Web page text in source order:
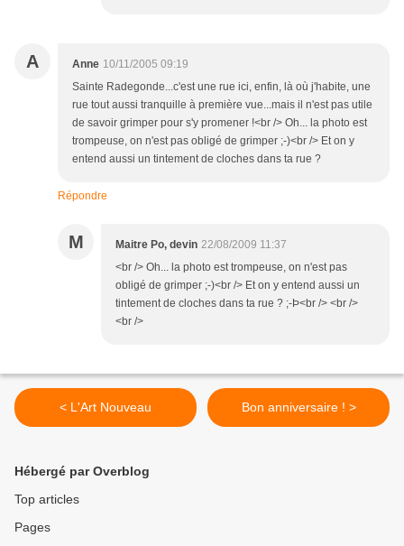
A Anne 10/11/2005 09:19
Sainte Radegonde...c'est une rue ici, enfin, là où j'habite, une
rue tout aussi tranquille à première vue...mais il n'est pas utile
de savoir grimper pour s'y promener !<br /> Oh... la photo est
trompeuse, on n'est pas obligé de grimper ;-)<br /> Et on y
entend aussi un tintement de cloches dans ta rue ?
Répondre
M Maitre Po, devin 22/08/2009 11:37
<br /> Oh... la photo est trompeuse, on n'est pas
obligé de grimper ;-)<br /> Et on y entend aussi un
tintement de cloches dans ta rue ? ;-Þ<br /> <br />
<br />
< L'Art Nouveau Bon anniversaire ! >
Hébergé par Overblog
Top articles
Pages